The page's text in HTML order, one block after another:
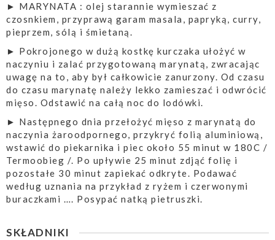
► MARYNATA : olej starannie wymieszać z
czosnkiem, przyprawą garam masala, papryką, curry,
pieprzem, sólą i śmietaną.
► Pokrojonego w dużą kostkę kurczaka ułożyć w
naczyniu i zalać przygotowaną marynatą, zwracając
uwagę na to, aby był całkowicie zanurzony. Od czasu
do czasu marynatę należy lekko zamieszać i odwrócić
mięso. Odstawić na całą noc do lodówki.
► Następnego dnia przełożyć mięso z marynatą do
naczynia żaroodpornego, przykryć folią aluminiową,
wstawić do piekarnika i piec około 55 minut w 180C /
Termoobieg /. Po upływie 25 minut zdjąć folię i
pozostałe 30 minut zapiekać odkryte. Podawać
według uznania na przykład z ryżem i czerwonymi
buraczkami …. Posypać natką pietruszki.
SKŁADNIKI